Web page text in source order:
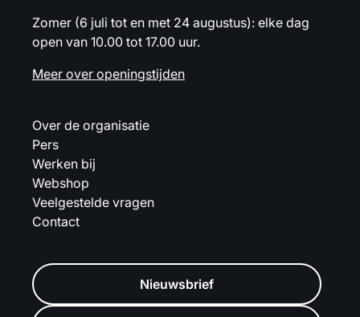
Zomer (6 juli tot en met 24 augustus): elke dag
open van 10.00 tot 17.00 uur.
Meer over openingstijden
Over de organisatie
Pers
Werken bij
Webshop
Veelgestelde vragen
Contact
Nieuwsbrief